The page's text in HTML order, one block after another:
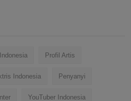
Profil Artis
Indonesia Penyanyi
YouTuber Indonesia